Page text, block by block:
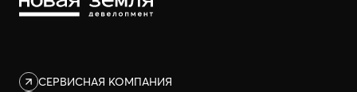
СЕРВИСНАЯ КОМПАНИЯ